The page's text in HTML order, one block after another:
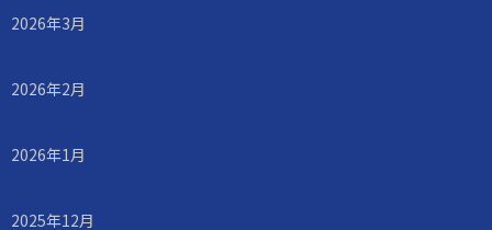
2026年3月
2026年2月
2026年1月
2025年12月